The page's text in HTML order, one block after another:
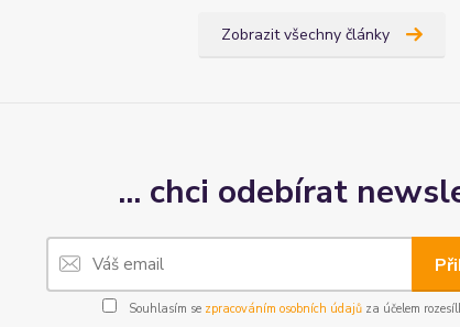
Zobrazit všechny články
... chci odebírat
Souhlasím se zpracováním osobních údajůza účelem